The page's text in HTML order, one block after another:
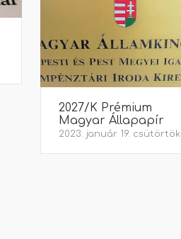
2027/K Prémium
Magyar Állapapír
2023. január 19. csütörtök